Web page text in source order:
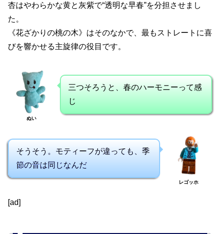
杏はやわらかな黄と灰紫で“透明な早春”を分担させまし
た。
《花ざかりの桃の木》はそのなかで、最もストレートに喜
びを響かせる主旋律の役目です。
ぬい
三つそろうと、春のハーモニーって感
じ
そうそう。モティーフが違っても、季
節の音は同じなんだ
レゴッホ
[ad]